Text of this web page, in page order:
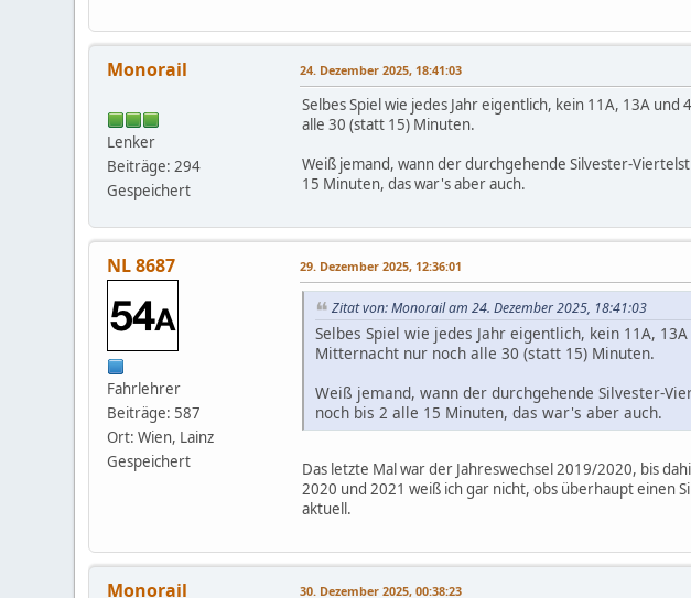
Monorail
Lenker
Beiträge: 294
Gespeichert
24. Dezember 2025, 18:41:03
Selbes Spiel wie jedes Jahr eigentlich, kein 11A, 13A
alle 30 (statt 15) Minuten.
Weiß jemand, wann der durchgehende Silvester-
15 Minuten, das war's aber auch.
NL 8687
Fahrlehrer
Beiträge: 587
Ort: Wien, Lainz
Gespeichert
29. Dezember 2025, 12:36:01
Zitat von: Monorail am 24. Dezember 2025, 18:41:03
Selbes Spiel wie jedes Jahr eigentlich, kein 11A,
Mitternacht nur noch alle 30 (statt 15) Minuten.
Weiß jemand, wann der durchgehende Silvester-
noch bis 2 alle 15 Minuten, das war's aber auch.
Das letzte Mal war der Jahreswechsel 2019/2020, bis
2020 und 2021 weiß ich gar nicht, obs überhaupt einen
aktuell.
Monorail 30. Dezember 2025, 00:38:23